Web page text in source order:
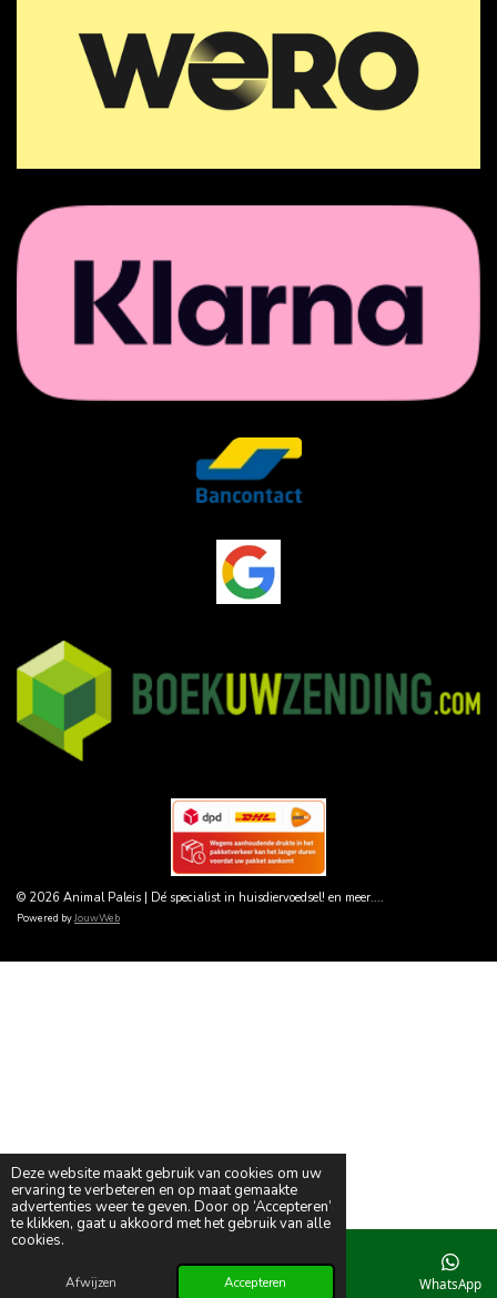
Deze website maakt gebruik van cookies om uw
ervaring te verbeteren en op maat gemaakte
advertenties weer te geven. Door op ‘Accepteren’
te klikken, gaat u akkoord met het gebruik van alle
cookies.
Afwijzen Accepteren
© 2026 Animal Paleis | Dé specialist in huisdiervoedsel! en meer....
Powered byJouwWeb
E-mailadres Telefoonnummer WhatsApp